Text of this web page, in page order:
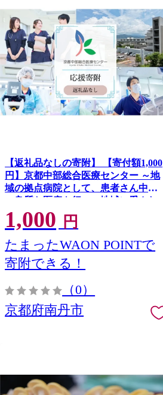
【返礼品なしの寄附】 【寄付額1,000
円】京都中部総合医療センター ～地
域の拠点病院として、患者さん中心
の良質な医療を行い、地域に愛され
信頼される病院を目指す～
1,000 円
たまったWAON POINTで
寄附できる！
（0）
京都府南丹市